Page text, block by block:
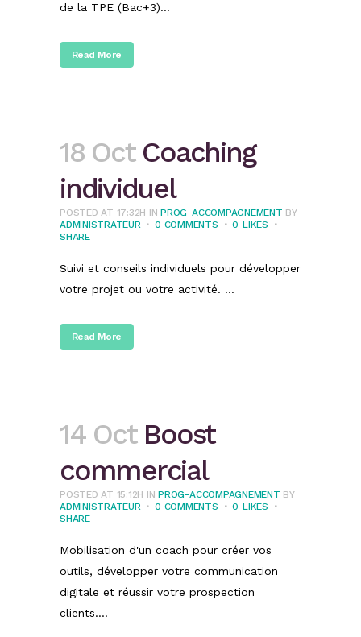
de la TPE (Bac+3)...
Read More
18 Oct Coaching
individuel
POSTED AT 17:32H INPROG-ACCOMPAGNEMENT BY
ADMINISTRATEUR
0 COMMENTS 0 LIKES
SHARE
Suivi et conseils individuels pour développer
votre projet ou votre activité. ...
Read More
14 Oct Boost
commercial
POSTED AT 15:12H INPROG-ACCOMPAGNEMENT BY
ADMINISTRATEUR
0 COMMENTS 0 LIKES
SHARE
Mobilisation d'un coach pour créer vos
outils, développer votre communication
digitale et réussir votre prospection
clients....